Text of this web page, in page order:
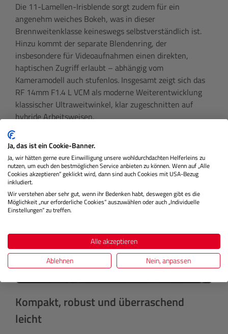
Die 11-Lamellen-Irisblende sorgt zudem für ein
angenehm weiches Bokeh, was in dieser
Brennweitenklasse keineswegs selbstverständlich ist.
Hinzu kommt der separate Blendenring, der
insbesondere für Videoaufnahmen einen direkten,
haptischen Zugriff erlaubt – abhängig vom
Kameramodell auch stufenlos. Insgesamt zeigt sich das
RF 14mm F1.4 L VCM als moderne Weiterentwicklung
klassischer Ultraweitwinkel, klar zugeschnitten auf
hybride Arbeitsweisen.
Kompakt, robust und überraschend
leicht
Ja, das ist ein Cookie-Banner.
Ja, wir hätten gerne eure Einwilligung unsere wohldurchdachten Helferleins zu
nutzen, um euch den bestmöglichen Service anbieten zu können. Wenn auf „Alle
Cookies akzeptieren“ geklickt wird, dann sind auch Cookies mit USA-Bezug
inkludiert.
Wir verstehen aber sehr gut, wenn ihr Bedenken habt, deswegen gibt es die
Möglichkeit „nur erforderliche Cookies“ auszuwählen oder auch „Individuelle
Einstellungen“ zu treffen.
Alle akzeptieren
Ablehnen
Nein, anpassen